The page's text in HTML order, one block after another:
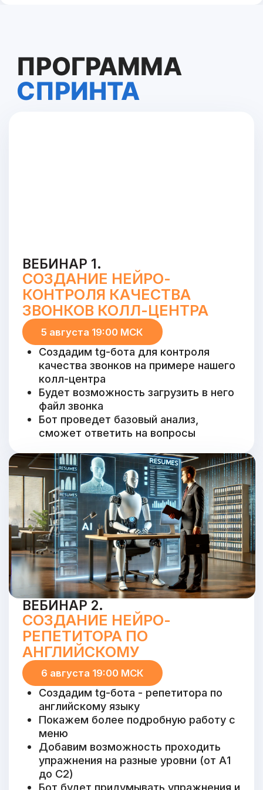
файл звонка
Бот проведет базовый анализ,
сможет ответить на вопросы
Создадим tg-бота - репетитора по
английскому языку
Покажем более подробную работу с
меню
Добавим возможность проходить
упражнения на разные уровни (от А1
до С2)
Бот будет придумывать упражнения и
проверять их, а также общаться с
пользователем на свободную тему и
разбирать его ошибки
ПОЧЕМУ СТОИТ
СТАТЬ
УЧАСТНИКОМ
СПРИНТА
01. 2 дня эксклюзивного
контента по tg-ботам
02. Живое общение с
Дмитрием Романовым в
закрытом Tg-канале
Участие в конкурсах с
призами от Университета